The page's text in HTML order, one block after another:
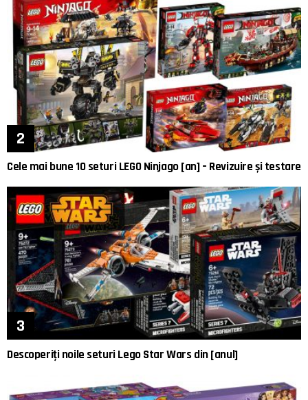
Cele mai bune 10 seturi LEGO Ninjago [an] – Revizuire și testare
Descoperiți noile seturi Lego Star Wars din [anul]